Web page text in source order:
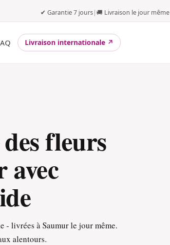
✔ Garantie 7 jours|🚚 Livraison le jour même
Livraison internationale ↗
fleurs
avec
- livrées à Saumur le jour même.
alentours.